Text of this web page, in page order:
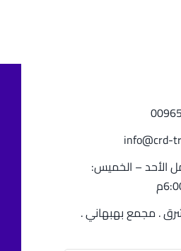
info@crd-
الأحد – الخميس:
. مجمع بهبهاني .